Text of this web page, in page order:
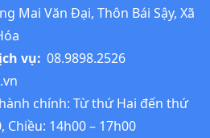
Mai Văn Đại, Thôn Bái Sậy, Xã
vụ: 08.9898.2526
chính: Từ thứ Hai đến thứ
Chiều: 14h00 – 17h00